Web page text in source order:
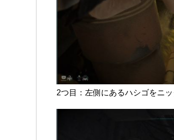
2つ目：左側にあるハシゴをニ